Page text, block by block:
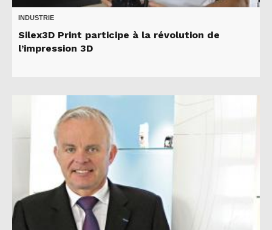
INDUSTRIE
Silex3D Print participe à la révolution de
l’impression 3D